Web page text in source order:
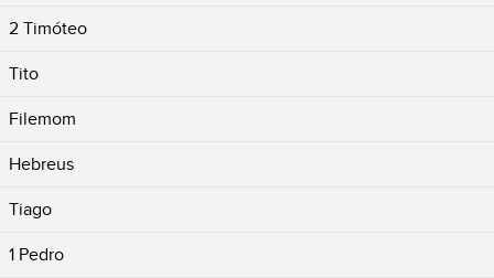
2 Timóteo
Tito
Filemom
Hebreus
Tiago
1 Pedro